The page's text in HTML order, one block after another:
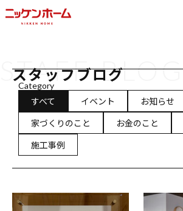
CONTENTS
コンセプト
ニッケンホームの強み
温熱性能
耐震/耐火性能
グレード紹介
スタッフブログ
STAFF
Category
すべて イベント
お知らせ
家づくりのこと
お金のこと
施工事例